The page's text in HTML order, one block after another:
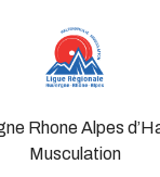
Rhone Alpes
Musculation